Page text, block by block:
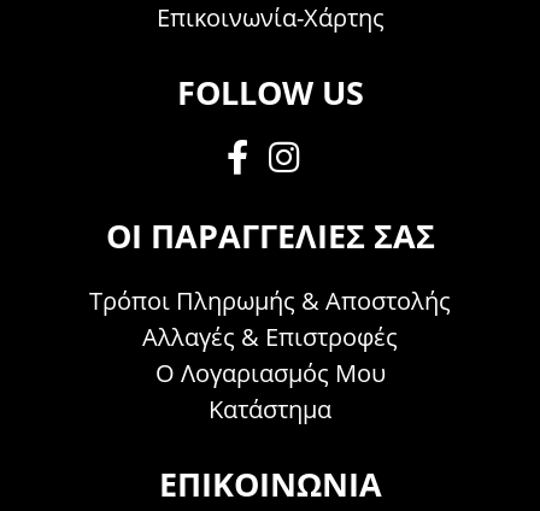
Επικοινωνία-Χάρτης
FOLLOW US
ΟΙ ΠΑΡΑΓΓΕΛΊΕΣ ΣΑΣ
Τρόποι Πληρωμής & Αποστολής
Αλλαγές & Επιστροφές
Ο Λογαριασμός Μου
Κατάστημα
ΕΠΙΚΟΙΝΩΝΊΑ